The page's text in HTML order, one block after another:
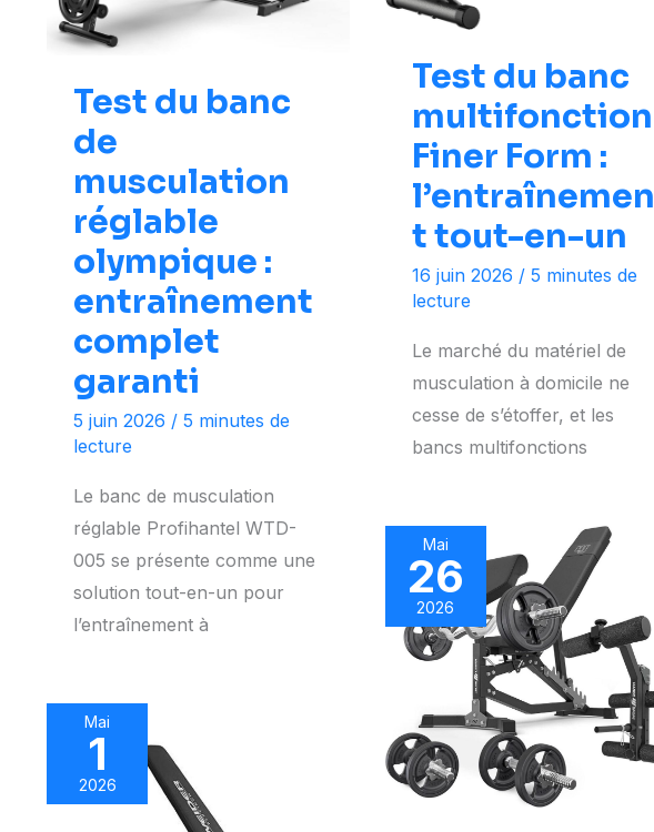
Test du banc
multifonction
Finer Form :
l’entraînemen
t tout-en-un
16 juin 2026 / 5 minutes de
lecture
Le marché du matériel de
musculation à domicile ne
cesse de s’étoffer, et les
bancs multifonctions
Test du banc
de
musculation
réglable
olympique :
entraînement
complet
garanti
5 juin 2026 / 5 minutes de
lecture
Le banc de musculation
réglable Profihantel WTD-
005 se présente comme une
solution tout-en-un pour
l’entraînement à
Mai
26
2026
Mai
1
2026